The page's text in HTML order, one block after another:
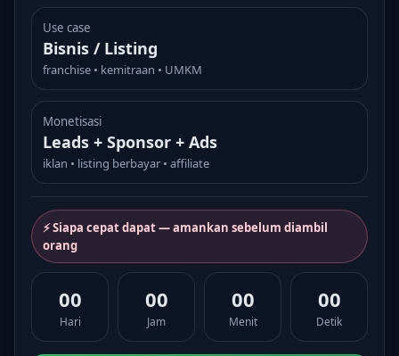
Use case
Bisnis / Listing
franchise • kemitraan • UMKM
Monetisasi
Leads + Sponsor + Ads
iklan • listing berbayar • affiliate
⚡ Siapa cepat dapat — amankan sebelum diambil
orang
00
Hari
00
Jam
00
Menit
00
Detik